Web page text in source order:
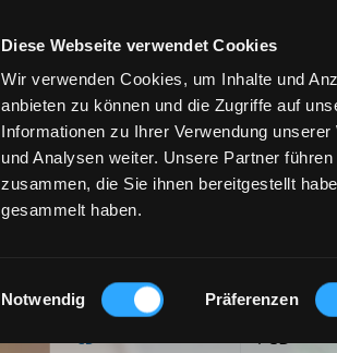
Diese Webseite verwendet Cookies
Wir verwenden Cookies, um Inhalte und
anbieten zu können und die Zugriffe auf
Informationen zu Ihrer Verwendung
und Analysen weiter. Unsere Partner
zusammen, die Sie ihnen bereitgestellt
gesammelt haben.
Einwilligungsauswahl
Notwendig Präferenzen
CD
CD